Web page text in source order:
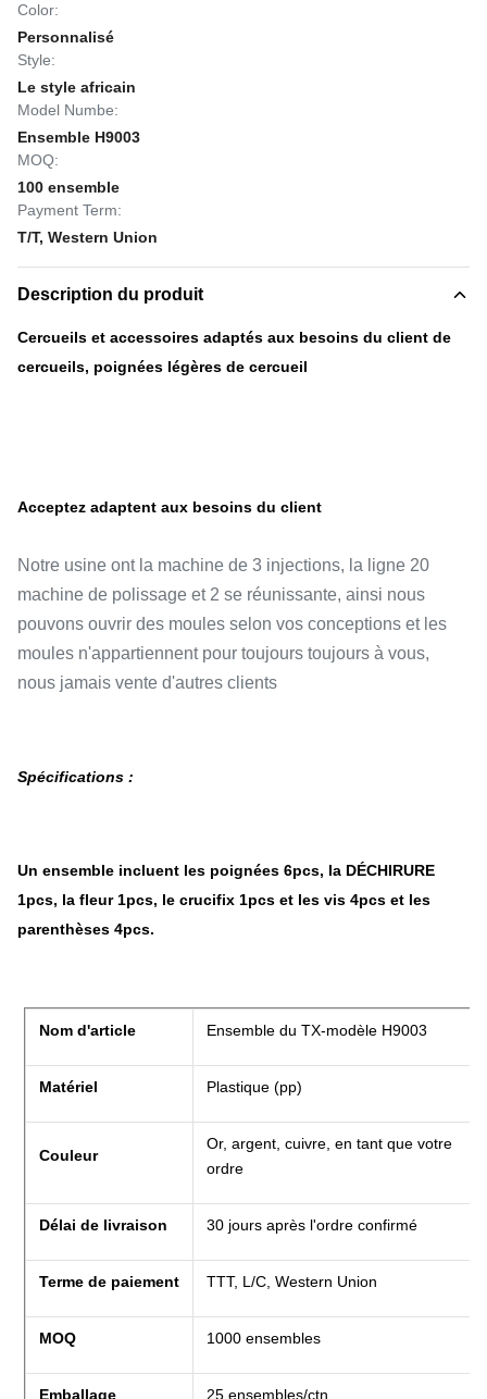
Color:
Personnalisé
Style:
Le style africain
Model Numbe:
Ensemble H9003
MOQ:
100 ensemble
Payment Term:
T/T, Western Union
Description du produit
Cercueils et accessoires adaptés aux besoins du client de
cercueils, poignées légères de cercueil
Acceptez adaptent aux besoins du client
Notre usine ont la machine de 3 injections, la ligne 20
machine de polissage et 2 se réunissante, ainsi nous
pouvons ouvrir des moules selon vos conceptions et les
moules n'appartiennent pour toujours toujours à vous,
nous jamais vente d'autres clients
Spécifications :
Un ensemble incluent les poignées 6pcs, la DÉCHIRURE
1pcs, la fleur 1pcs, le crucifix 1pcs et les vis 4pcs et les
parenthèses 4pcs.
Nom d'article Ensemble du TX-modèle H9003
Matériel Plastique (pp)
Couleur
Or, argent, cuivre, en tant que votre
ordre
Délai de livraison 30 jours après l'ordre confirmé
Terme de paiement TTT, L/C, Western Union
MOQ 1000 ensembles
Emballage 25 ensembles/ctn